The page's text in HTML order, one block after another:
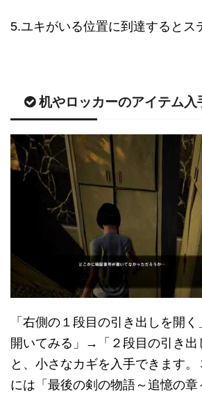
5.ユキがいる位置に到達するとス
机やロッカーのアイテム入
「右側の１段目の引き出しを開
開いてみる」→「２段目の引き出
と、小さなカギを入手できます。
には「最後の剣の物語～追憶の章